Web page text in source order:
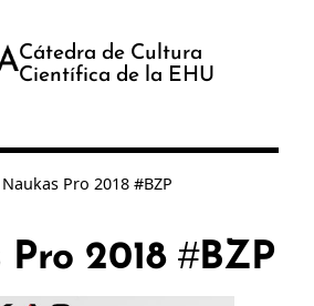
Cátedra de Cultura
Científica de la EHU
Naukas Pro 2018 #BZP
2018 #BZP